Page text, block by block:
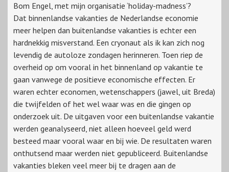
Bom Engel, met mijn organisatie ‘holiday-madness’?
Dat binnenlandse vakanties de Nederlandse economie
meer helpen dan buitenlandse vakanties is echter een
hardnekkig misverstand. Een cryonaut als ik kan zich nog
levendig de autoloze zondagen herinneren. Toen riep de
overheid op om vooral in het binnenland op vakantie te
gaan vanwege de positieve economische effecten. Er
waren echter economen, wetenschappers (jawel, uit Breda)
die twijfelden of het wel waar was en die gingen op
onderzoek uit. De uitgaven voor een buitenlandse vakantie
werden geanalyseerd, niet alleen hoeveel geld werd
besteed maar vooral waar en bij wie. De resultaten waren
onthutsend maar werden niet gepubliceerd. Buitenlandse
vakanties bleken veel meer bij te dragen aan de